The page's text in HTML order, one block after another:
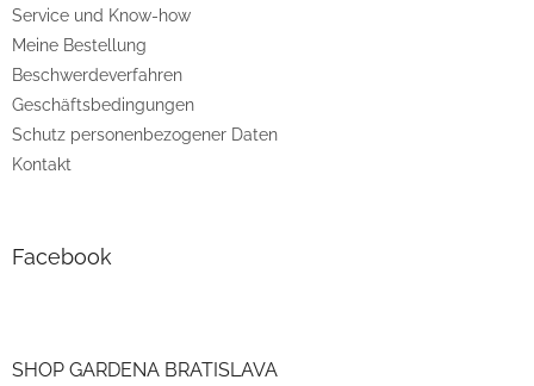
eService und Know-how
Meine Bestellung
Beschwerdeverfahren
Geschäftsbedingungen
Schutz personenbezogener Daten
Kontakt
Facebook
SHOP GARDENA BRATISLAVA